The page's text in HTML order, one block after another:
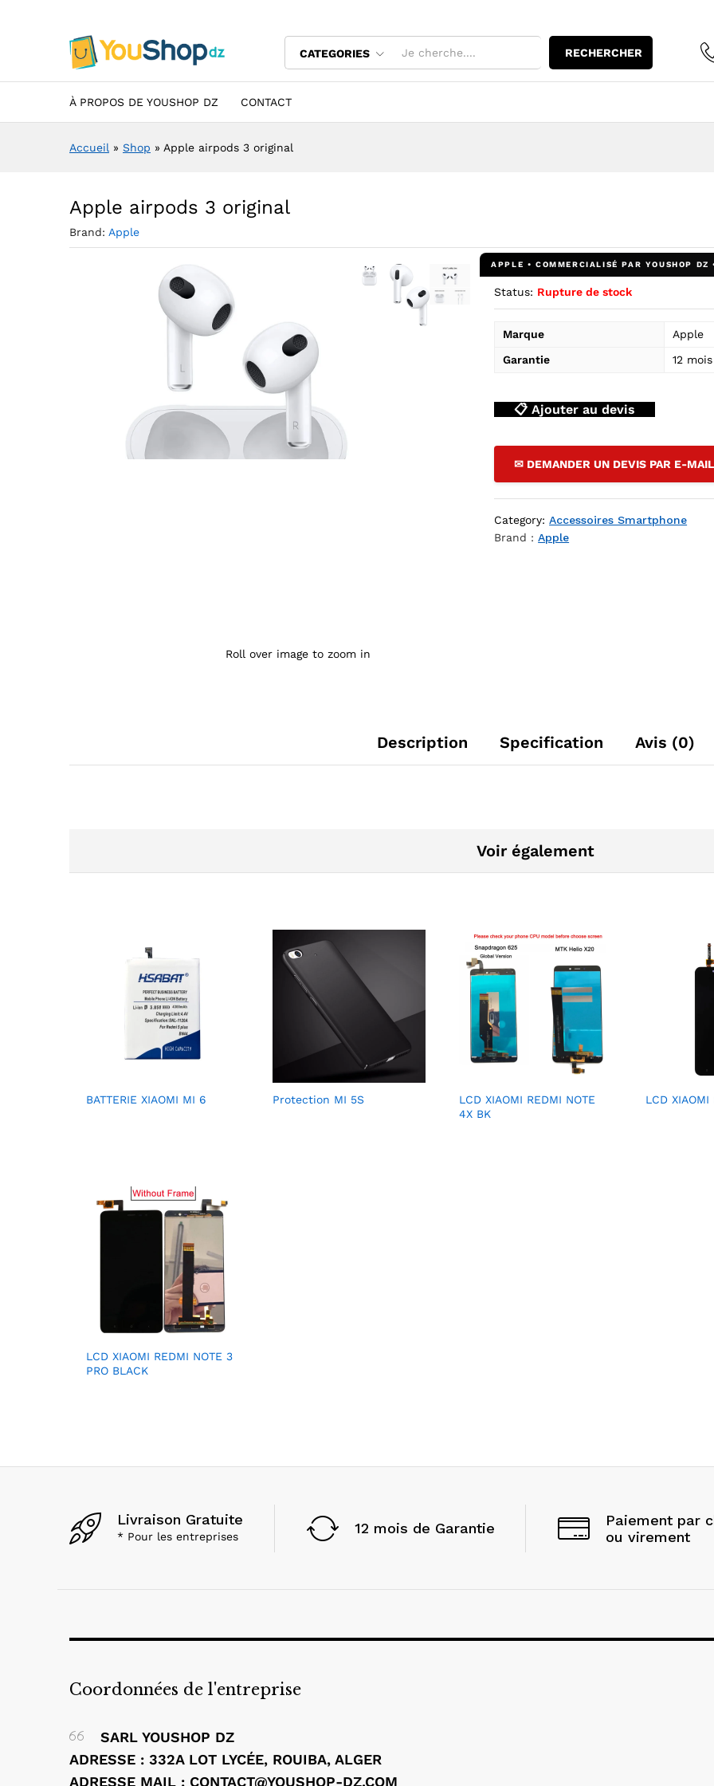
CATEGORIES RECHERCHER
À PROPOS DE YOUSHOP DZ CONTACT
Accueil » Shop » Apple airpods 3 original
Apple airpods 3 original
Brand: Apple
Agrandir l’image : Apple airpods 3 original — YouShop DZ
Agrandir l’image : Apple airpods 3 original — YouShop DZ
Agrandir l’image : Apple airpods 3 original —
Roll over image to zoom in
Status: Rupture de stock
Marque
Apple
Garantie
12
📋 Ajouter au devis
✉ DEMANDER UN DEVIS PAR E-MAIL
Category:Accessoires Smartphone
Brand :Apple
Description Specification Avis (0)
Voir également
BATTERIE XIAOMI MI 6 Protection MI 5S
LCD XIAOMI REDMI NOTE
4X BK
LCD XIAOMI
LCD XIAOMI REDMI NOTE 3
PRO BLACK
Livraison Gratuite
* Pour les entreprises 12 mois de Garantie
Paiement par
ou virement
Coordonnées de l'entreprise
SARL YOUSHOP DZ
ADRESSE : 332A LOT LYCÉE, ROUIBA, ALGER
ADRESSE MAIL : CONTACT@YOUSHOP-DZ.COM